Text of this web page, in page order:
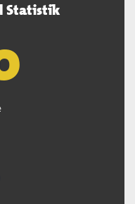
Statistik